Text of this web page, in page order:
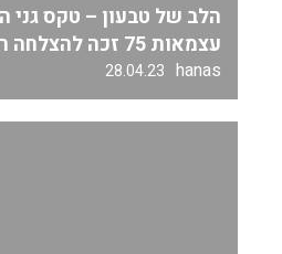
הלב של טבעון – טקס גני
עצמאות 75 זכה להצלחה רבה גם השנה
hanas
28.04.23